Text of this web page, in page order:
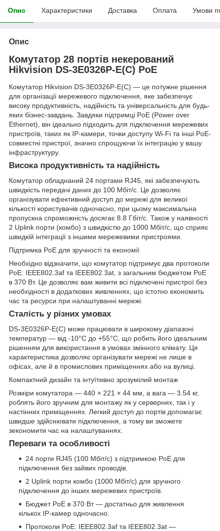
Опис Характеристики Доставка Оплата Умови
Опис
Комутатор 28 портів некерований
Hikvision DS-3E0326P-E(C) PoE
Комутатор Hikvision DS-3E0326P-E(C) — це потужне рішення
для організації мережевого підключення, яке забезпечує
високу продуктивність, надійність та універсальність для будь-
яких бізнес-завдань. Завдяки підтримці PoE (Power over
Ethernet), він ідеально підходить для підключення мережевих
пристроїв, таких як IP-камери, точки доступу Wi-Fi та інші PoE-
совместні пристрої, значно спрощуючи їх інтеграцію у вашу
інфраструктуру.
Висока продуктивність та надійність
Комутатор обладнаний 24 портами RJ45, які забезпечують
швидкість передачі даних до 100 Мбіт/с. Це дозволяє
організувати ефективний доступ до мережі для великої
кількості користувачів одночасно, при цьому максимальна
пропускна спроможність досягає 8.8 Гбіт/с. Також у наявності
2 Uplink порти (комбо) з швидкістю до 1000 Мбіт/с, що сприяє
швидкій інтеграції з іншими мережевими пристроями.
Підтримка PoE для зручності та економії
Необхідно відзначити, що комутатор підтримує два протоколи
PoE: IEEE802.3af та IEEE802.3at, з загальним бюджетом PoE
в 370 Вт. Це дозволяє вам живити всі підключені пристрої без
необхідності в додаткових живленнях, що істотно економить
час та ресурси при налаштуванні мережі.
Сталість у різних умовах
DS-3E0326P-E(C) може працювати в широкому діапазоні
температур — від -10°C до +55°C, що робить його ідеальним
рішенням для використання в умовах змінного клімату. Ця
характеристика дозволяє організувати мережі не лише в
офісах, але й в промислових приміщеннях або на вулиці.
Компактний дизайн та інтуїтивно зрозумілий монтаж
Розміри комутатора — 440 × 221 × 44 мм, а вага — 3.54 кг,
роблять його зручним для монтажу як у серверних, так і у
настінних приміщеннях. Легкий доступ до портів допомагає
швидше здійснювати підключення, а тому ви зможете
зекономити час на налаштуваннях.
Переваги та особливості
24 порти RJ45 (100 Мбіт/с) з підтримкою PoE для
підключення без зайвих проводів.
2 Uplink порти комбо (1000 Мбіт/с) для зручного
підключення до інших мережевих пристроїв.
Бюджет PoE в 370 Вт — достатньо для живлення
кількох IP-камер одночасно.
Протоколи PoE: IEEE802.3af та IEEE802.3at —